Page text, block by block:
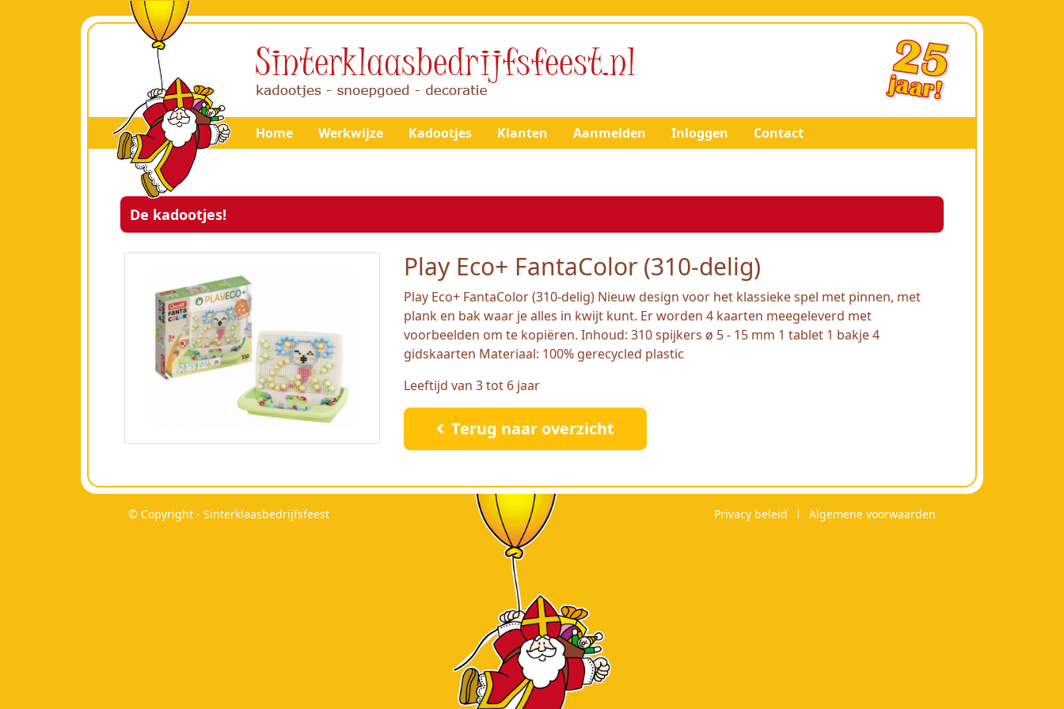
Home Werkwijze Kadootjes Klanten Aanmelden Inloggen Contact
De kadootjes!
Play Eco+ FantaColor (310-delig)
Play Eco+ FantaColor (310-delig) Nieuw design voor het klassieke spel met pinnen, met
plank en bak waar je alles in kwijt kunt. Er worden 4 kaarten meegeleverd met
voorbeelden om te kopiëren. Inhoud: 310 spijkers ø 5 - 15 mm 1 tablet 1 bakje 4
gidskaarten Materiaal: 100% gerecycled plastic
Leeftijd van 3 tot 6 jaar
Terug naar overzicht
© Copyright - Sinterklaasbedrijfsfeest Privacy beleid Algemene voorwaarden